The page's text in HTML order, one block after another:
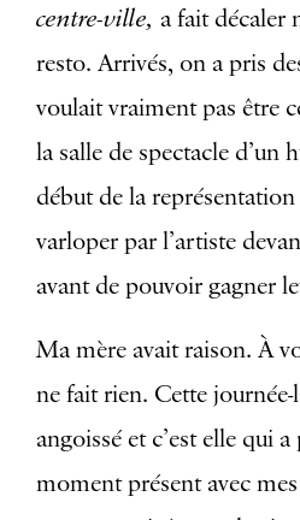
centre-ville, a fait décaler
resto. Arrivés, on a pris
voulait vraiment pas être
la salle de spectacle d’un
début de la
varloper par l’artiste
avant de pouvoir gagner
Ma mère avait raison. À
ne fait rien. Cette journée-
angoissé et c’est elle qui
moment présent avec